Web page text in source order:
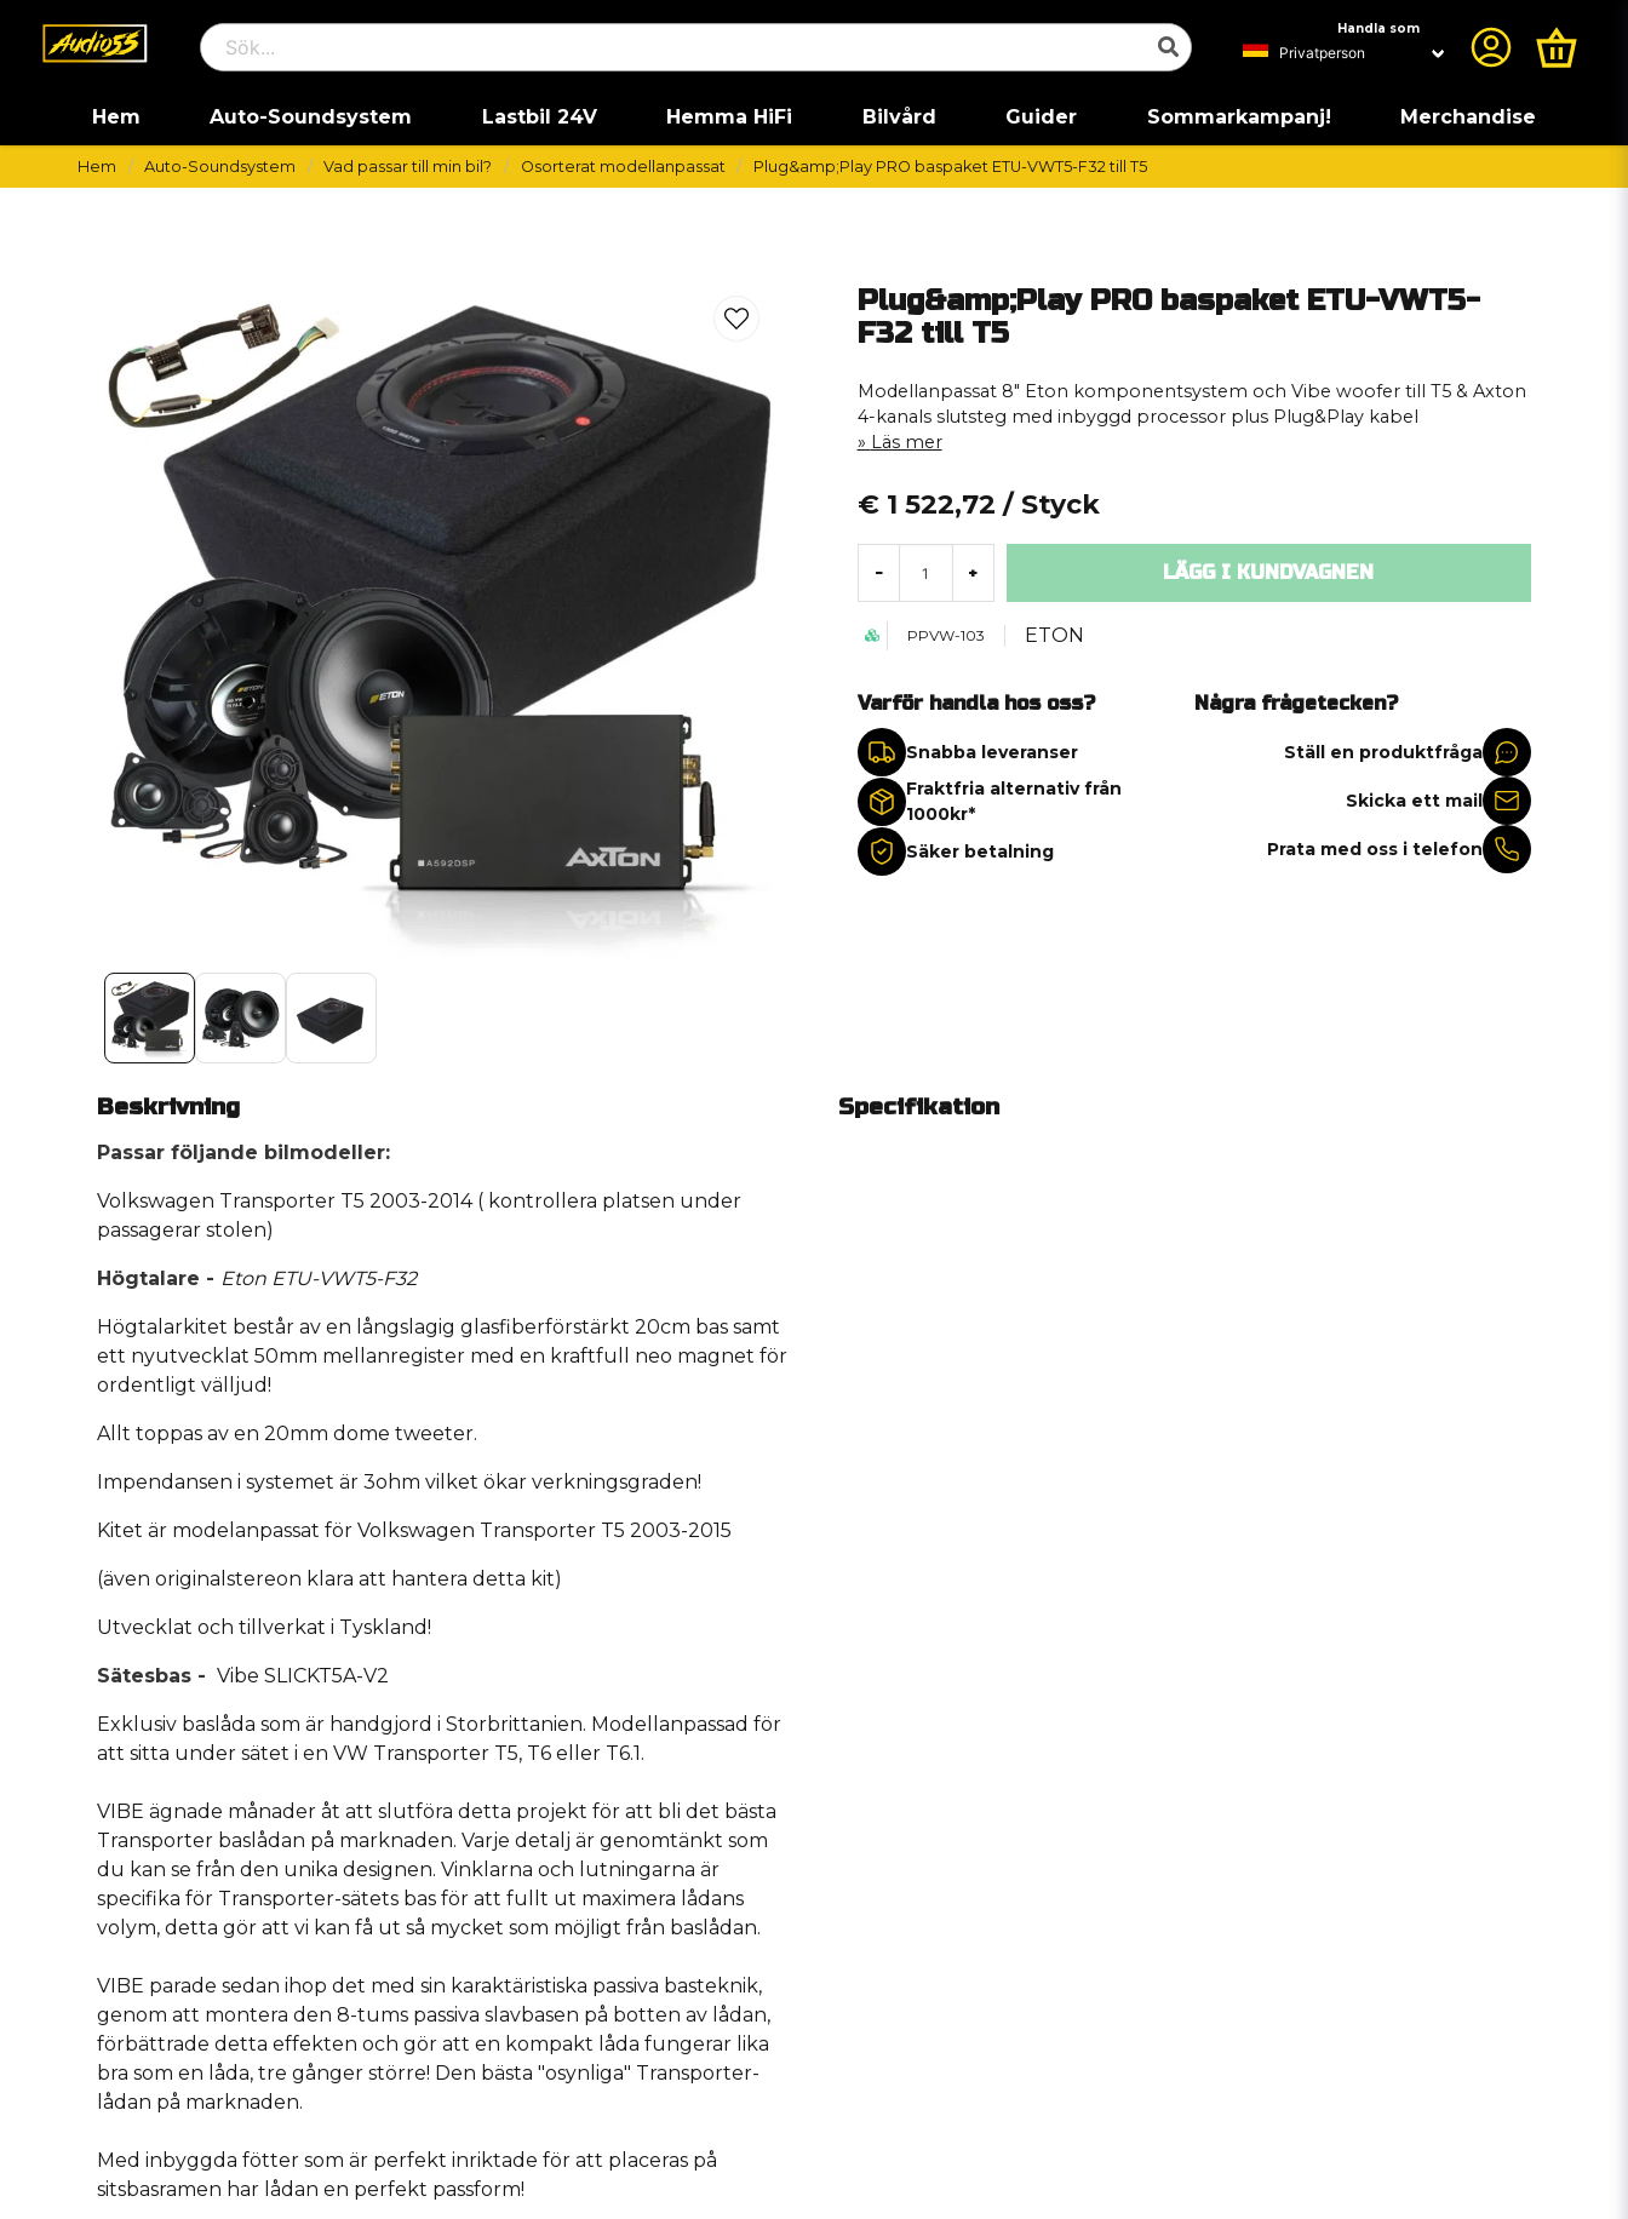
Handla som
Hem Auto-Soundsystem Lastbil 24V Hemma HiFi Bilvård Guider Sommarkampanj! Merchandise
Hem Auto-Soundsystem Vad passar till min bil? Osorterat modellanpassat Plug&amp;Play PRO baspaket ETU-VWT5-F32 till T5
Plug&amp;Play PRO baspaket ETU-VWT5-
F32 till T5
Modellanpassat 8" Eton komponentsystem och Vibe woofer till T5 & Axton
4-kanals slutsteg med inbyggd processor plus Plug&Play kabel
Läs mer
€ 1 522,72 / Styck
- + LÄGG I KUNDVAGNEN
PPVW-103 ETON
Varför handla hos oss?
Snabba leveranser
Fraktfria alternativ från
1000kr*
Säker betalning
Några frågetecken?
Ställ en produktfråga
Skicka ett mail
Prata med oss i telefon
Beskrivning
Passar följande bilmodeller:
Volkswagen Transporter T5 2003-2014 ( kontrollera platsen under
passagerar stolen)
Högtalare - Eton ETU-VWT5-F32
Högtalarkitet består av en långslagig glasfiberförstärkt 20cm bas samt
ett nyutvecklat 50mm mellanregister med en kraftfull neo magnet för
ordentligt välljud!
Allt toppas av en 20mm dome tweeter.
Impendansen i systemet är 3ohm vilket ökar verkningsgraden!
Kitet är modelanpassat för Volkswagen Transporter T5 2003-2015
(även originalstereon klara att hantera detta kit)
Utvecklat och tillverkat i Tyskland!
Sätesbas - Vibe SLICKT5A-V2
Exklusiv baslåda som är handgjord i Storbrittanien. Modellanpassad för
att sitta under sätet i en VW Transporter T5, T6 eller T6.1.
VIBE ägnade månader åt att slutföra detta projekt för att bli det bästa
Transporter baslådan på marknaden. Varje detalj är genomtänkt som
du kan se från den unika designen. Vinklarna och lutningarna är
specifika för Transporter-sätets bas för att fullt ut maximera lådans
volym, detta gör att vi kan få ut så mycket som möjligt från baslådan.
VIBE parade sedan ihop det med sin karaktäristiska passiva basteknik,
genom att montera den 8-tums passiva slavbasen på botten av lådan,
förbättrade detta effekten och gör att en kompakt låda fungerar lika
bra som en låda, tre gånger större! Den bästa "osynliga" Transporter-
lådan på marknaden.
Med inbyggda fötter som är perfekt inriktade för att placeras på
sitsbasramen har lådan en perfekt passform!
Specifikation